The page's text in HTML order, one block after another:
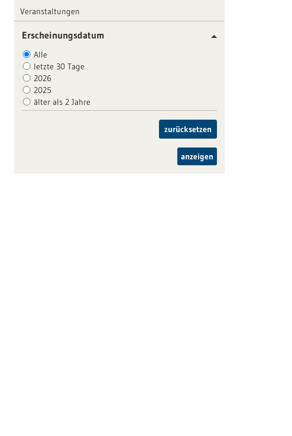
Veranstaltungen
Erscheinungsdatum
Alle
letzte 30 Tage
2026
2025
älter als 2 Jahre
zurücksetzen
anzeigen